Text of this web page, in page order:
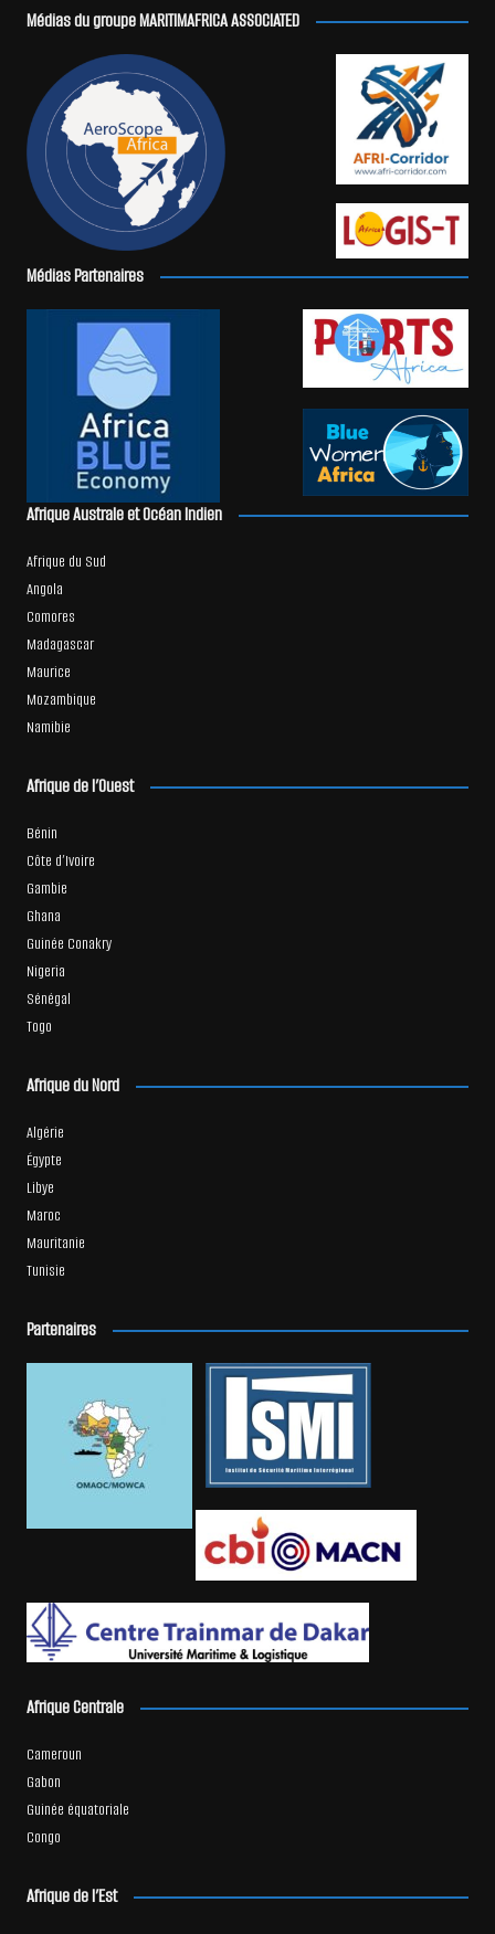
Médias du groupe MARITIMAFRICA ASSOCIATED
Médias Partenaires
Afrique Australe et Océan Indien
Afrique du Sud
Angola
Comores
Madagascar
Maurice
Mozambique
Namibie
Afrique de l’Ouest
Bénin
Côte d’Ivoire
Gambie
Ghana
Guinée Conakry
Nigeria
Sénégal
Togo
Afrique du Nord
Algérie
Égypte
Libye
Maroc
Mauritanie
Tunisie
Partenaires
Afrique Centrale
Cameroun
Gabon
Guinée équatoriale
Congo
Afrique de l’Est